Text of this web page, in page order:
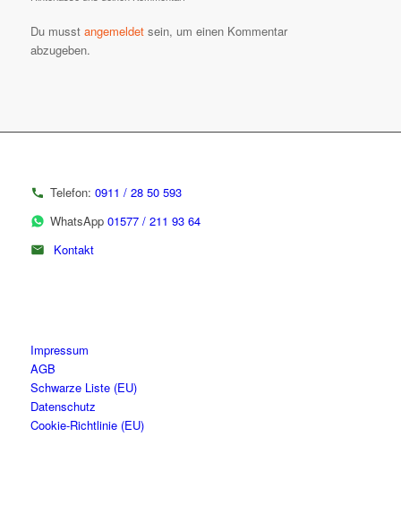
Du musst angemeldetsein, um einen Kommentar
abzugeben.
Telefon: 0911 / 28 50 593
WhatsApp 01577 / 211 93 64
Kontakt
Impressum
AGB
Schwarze Liste (EU)
Datenschutz
Cookie-Richtlinie (EU)